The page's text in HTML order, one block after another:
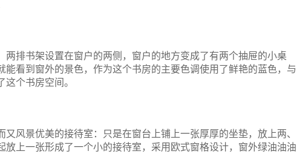
排书架设置在窗户的两侧，窗户的地方变成了有两个抽屉的小桌
看到窗外的景色，作为这个书房的主要色调使用了鲜艳的蓝色，与
个书房空间。
风景优美的接待室：只是在窗台上铺上一张厚厚的坐垫，放上两、
上一张形成了一个小的接待室，采用欧式窗格设计，窗外绿油油油